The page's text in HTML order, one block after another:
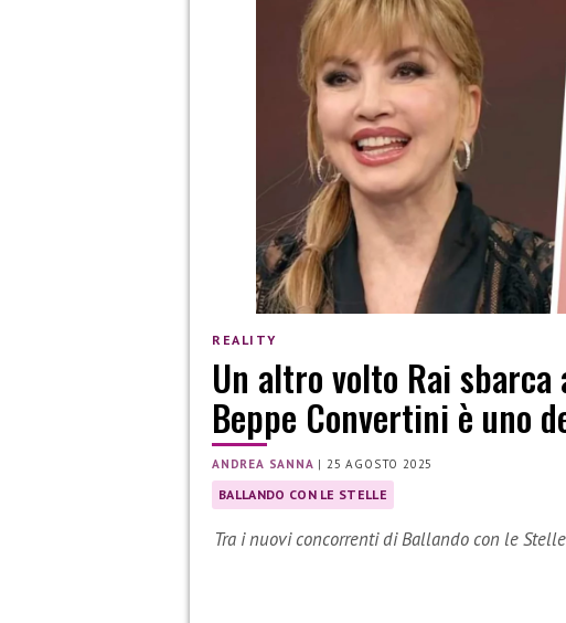
REALITY
Un altro volto Rai
Beppe Convertini è uno
ANDREA SANNA |25 AGOSTO 2025
BALLANDO CON LE STELLE
Tra i nuovi concorrenti di Ballando con le